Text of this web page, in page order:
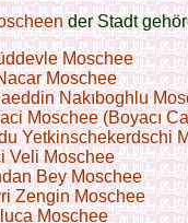
der Stadt
Moschee
Moschee
Nakıboghlu
Moschee (Boyacı
Yetkinschekerdschi
Veli Moschee
Bey Moschee
Zengin Moschee
Moschee